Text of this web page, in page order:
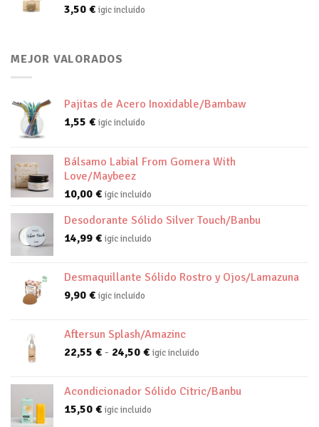
3,50 € igic incluido
MEJOR VALORADOS
Pajitas de Acero Inoxidable/Bambaw
1,55 € igic incluido
Bálsamo Labial From Gomera With
Love/Maybeez
10,00 € igic incluido
Desodorante Sólido Silver Touch/Banbu
14,99 € igic incluido
Desmaquillante Sólido Rostro y Ojos/Lamazuna
9,90 € igic incluido
Aftersun Splash/Amazinc
22,55 € - 24,50 €Rango
desde
22,55 €
igic incluido
Acondicionador Sólido Citric/Banbu
15,50 € igic incluido